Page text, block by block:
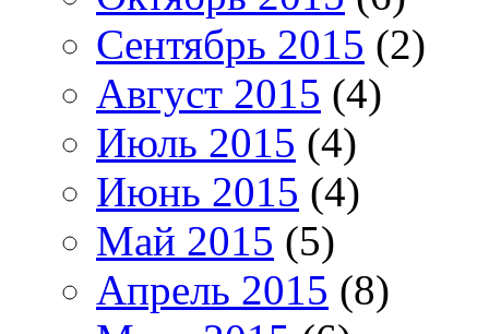
Сентябрь 2015 (2)
Август 2015 (4)
Июль 2015 (4)
Июнь 2015 (4)
Май 2015 (5)
Апрель 2015 (8)